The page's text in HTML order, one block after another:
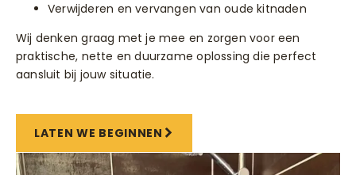
Verwijderen en vervangen van oude kitnaden
Wij denken graag met je mee en zorgen voor een
praktische, nette en duurzame oplossing die perfect
aansluit bij jouw situatie.
LATEN WE BEGINNEN